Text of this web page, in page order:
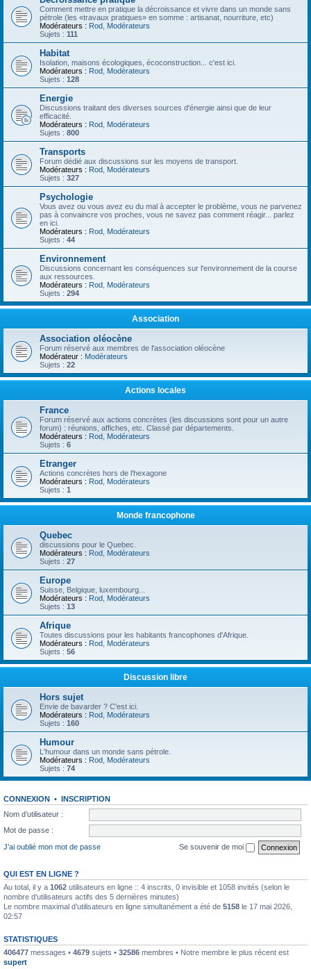
Comment mettre en pratique la décroissance et vivre dans un monde sans
pétrole (les «travaux pratiques» en somme : artisanat, nourriture, etc)
Modérateurs : Rod Modérateurs
Sujets : 111
Habitat
Isolation, maisons écologiques, écoconstruction... c'est ici.
Modérateurs : Rod Modérateurs
Sujets : 128
Energie
Discussions traitant des diverses sources d'énergie ainsi que de leur
efficacité.
Modérateurs : Rod Modérateurs
Sujets : 800
Transports
Forum dédié aux discussions sur les moyens de transport.
Modérateurs : Rod Modérateurs
Sujets : 327
Psychologie
Vous avez ou vous avez eu du mal à accepter le problème, vous ne parvenez
pas à convaincre vos proches, vous ne savez pas comment réagir... parlez
en ici.
Modérateurs : Rod Modérateurs
Sujets : 44
Environnement
Discussions concernant les conséquences sur l'environnement de la course
aux ressources.
Modérateurs : Rod Modérateurs
Sujets : 294
Association
Association oléocène
Forum réservé aux membres de l'association oléocène
Modérateur : Modérateurs
Sujets : 22
Actions locales
France
Forum réservé aux actions concrètes (les discussions sont pour un autre
forum) : réunions, affiches, etc. Classé par départements.
Modérateurs : Rod Modérateurs
Sujets : 6
Etranger
Actions concrètes hors de l'hexagone
Modérateurs : Rod Modérateurs
Sujets : 1
Monde francophone
Quebec
discussions pour le Quebec.
Modérateurs : Rod Modérateurs
Sujets : 27
Europe
Suisse, Belgique, luxembourg...
Modérateurs : Rod Modérateurs
Sujets : 13
Afrique
Toutes discussions pour les habitants francophones d'Afrique.
Modérateurs : Rod Modérateurs
Sujets : 56
Discussion libre
Hors sujet
Envie de bavarder ? C'est ici.
Modérateurs : Rod Modérateurs
Sujets : 160
Humour
L'humour dans un monde sans pétrole.
Modérateurs : Rod Modérateurs
Sujets : 74
CONNEXION • INSCRIPTION
Nom d’utilisateur :
Mot de passe :
J’ai oublié mon mot de passe
Se souvenir de moi
QUI EST EN LIGNE ?
Au total, il y a 1062 utilisateurs en ligne :: 4 inscrits, 0 invisible et 1058 invités (selon le
nombre d’utilisateurs actifs des 5 dernières minutes)
Le nombre maximal d’utilisateurs en ligne simultanément a été de 5158 le 17 mai 2026,
02:57
STATISTIQUES
406477 messages • 4679 sujets • 32586 membres • Notre membre le plus récent est
supert